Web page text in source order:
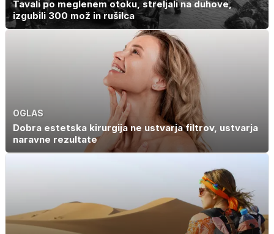
Tavali po meglenem otoku, streljali na duhove,
izgubili 300 mož in rušilca
OGLAS
Dobra estetska kirurgija ne ustvarja filtrov, ustvarja
naravne rezultate